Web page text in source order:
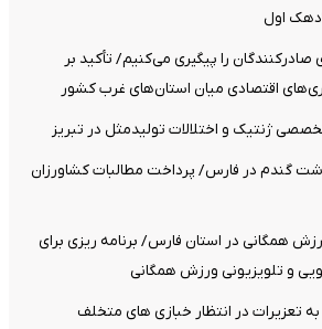
صادرکنندگان را پیگیری می‌کنیم/ تأکید بر
اقتصادی میان استان‌های غرب کشور
ژنتیک و اختلالات تولیدمثل در تبریز
برداشت گندم در فارس/ پرداخت مطالبات کشاورزان
ورزش همگانی در استان فارس/ برنامه ریزی برای
و تلویزیونی ورزش همگانی
تعزیرات در انتظار خبازی های متخلف